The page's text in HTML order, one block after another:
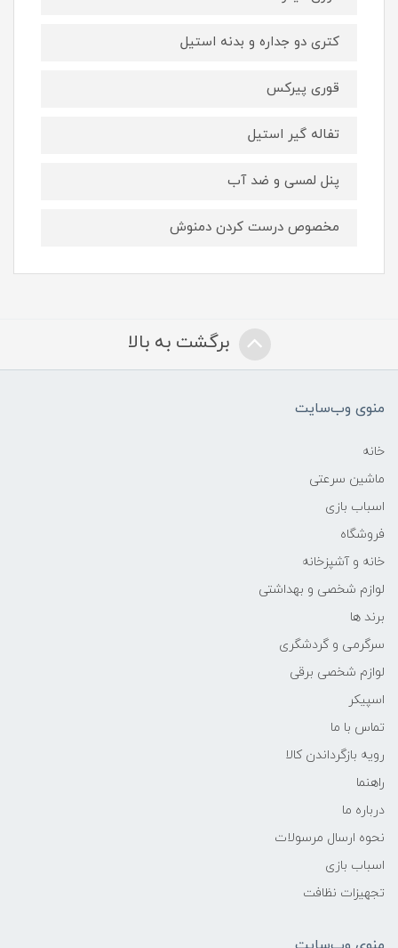
کتری دو جداره و بدنه استیل
قوری پیرکس
تفاله گیر استیل
پنل لمسی و ضد آب
مخصوص درست کردن دمنوش
برگشت به بالا
منوی وب‌سایت
خانه
ماشین سرعتی
اسباب بازی
فروشگاه
خانه و آشپزخانه
لوازم شخصی و بهداشتی
برند ها
سرگرمی و گردشگری
لوازم شخصی برقی
اسپیکر
تماس با ما
رویه بازگرداندن کالا
راهنما
درباره ما
نحوه ارسال مرسولات
اسباب بازی
تجهیزات نظافت